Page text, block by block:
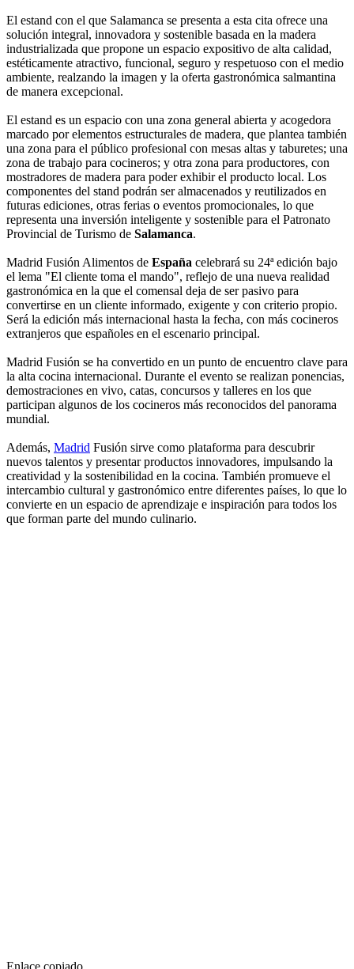
El estand con el que Salamanca se presenta a esta cita ofrece una
solución integral, innovadora y sostenible basada en la madera
industrializada que propone un espacio expositivo de alta calidad,
estéticamente atractivo, funcional, seguro y respetuoso con el medio
ambiente, realzando la imagen y la oferta gastronómica salmantina
de manera excepcional.
El estand es un espacio con una zona general abierta y acogedora
marcado por elementos estructurales de madera, que plantea también
una zona para el público profesional con mesas altas y taburetes; una
zona de trabajo para cocineros; y otra zona para productores, con
mostradores de madera para poder exhibir el producto local. Los
componentes del stand podrán ser almacenados y reutilizados en
futuras ediciones, otras ferias o eventos promocionales, lo que
representa una inversión inteligente y sostenible para el Patronato
Provincial de Turismo de Salamanca.
Madrid Fusión Alimentos de España celebrará su 24ª edición bajo
el lema "El cliente toma el mando", reflejo de una nueva realidad
gastronómica en la que el comensal deja de ser pasivo para
convertirse en un cliente informado, exigente y con criterio propio.
Será la edición más internacional hasta la fecha, con más cocineros
extranjeros que españoles en el escenario principal.
Madrid Fusión se ha convertido en un punto de encuentro clave para
la alta cocina internacional. Durante el evento se realizan ponencias,
demostraciones en vivo, catas, concursos y talleres en los que
participan algunos de los cocineros más reconocidos del panorama
mundial.
Además, Madrid Fusión sirve como plataforma para descubrir
nuevos talentos y presentar productos innovadores, impulsando la
creatividad y la sostenibilidad en la cocina. También promueve el
intercambio cultural y gastronómico entre diferentes países, lo que lo
convierte en un espacio de aprendizaje e inspiración para todos los
que forman parte del mundo culinario.